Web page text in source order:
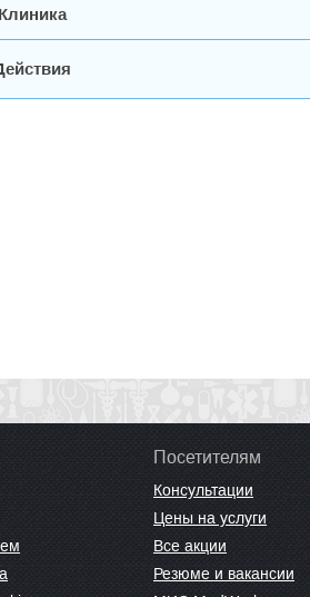
Клиника
Посетителям
Консультации
Цены на услуги
Все акции
Резюме и вакансии